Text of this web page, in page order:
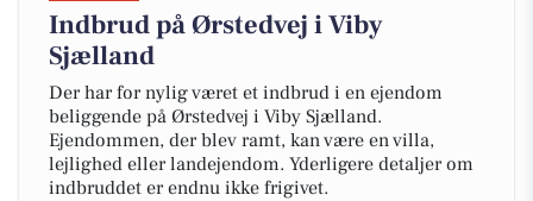
Indbrud på Ørstedvej i Viby
Sjælland
Der har for nylig været et indbrud i en ejendom
beliggende på Ørstedvej i Viby Sjælland.
Ejendommen, der blev ramt, kan være en villa,
lejlighed eller landejendom. Yderligere detaljer om
indbruddet er endnu ikke frigivet.